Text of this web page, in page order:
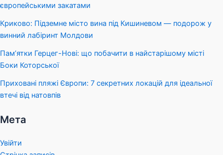
європейськими закатами
Криково: Підземне місто вина під Кишиневом — подорож у
винний лабіринт Молдови
Пам’ятки Герцег-Нові: що побачити в найстарішому місті
Боки Которської
Приховані пляжі Європи: 7 секретних локацій для ідеальної
втечі від натовпів
Мета
Увійти